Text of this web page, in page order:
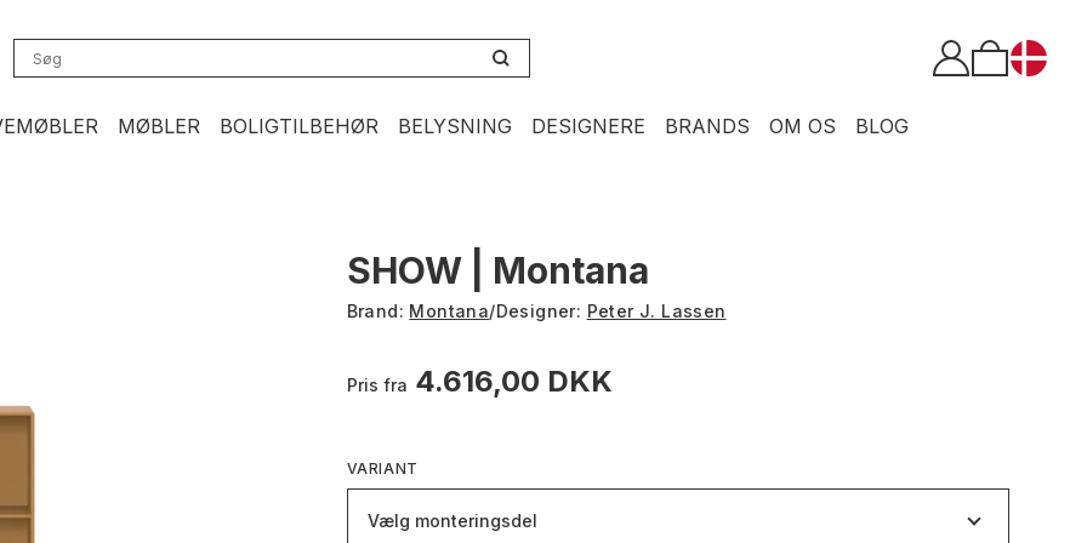
MØBLER BOLIGTILBEHØR BELYSNING DESIGNERE BRANDS OM OS BLOG
SHOW | Montana
Brand: Montana/Designer: Peter J. Lassen
Pris fra 4.616,00 DKK
VARIANT
Vælg monteringsdel